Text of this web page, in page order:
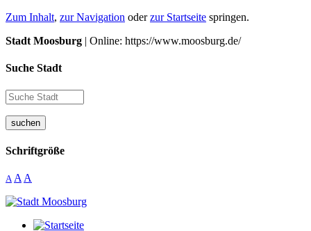
Zum Inhalt, zur Navigation oderzur Startseite springen.
Stadt Moosburg | Online: https://www.moosburg.de/
Suche Stadt
suchen
Schriftgröße
A A A